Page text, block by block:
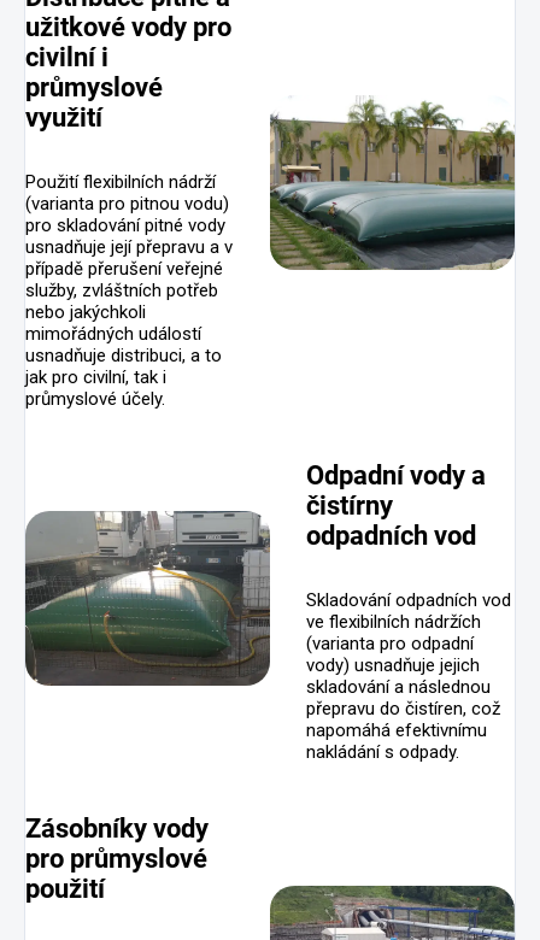
užitkové vody pro
civilní i
průmyslové
využití
Použití flexibilních nádrží
(varianta pro pitnou vodu)
pro skladování pitné vody
usnadňuje její přepravu a v
případě přerušení veřejné
služby, zvláštních potřeb
nebo jakýchkoli
mimořádných událostí
usnadňuje distribuci, a to
jak pro civilní, tak i
průmyslové účely.
Odpadní vody a
čistírny
odpadních vod
Skladování odpadních vod
ve flexibilních nádržích
(varianta pro odpadní
vody) usnadňuje jejich
skladování a následnou
přepravu do čistíren, což
napomáhá efektivnímu
nakládání s odpady.
Zásobníky vody
pro průmyslové
použití